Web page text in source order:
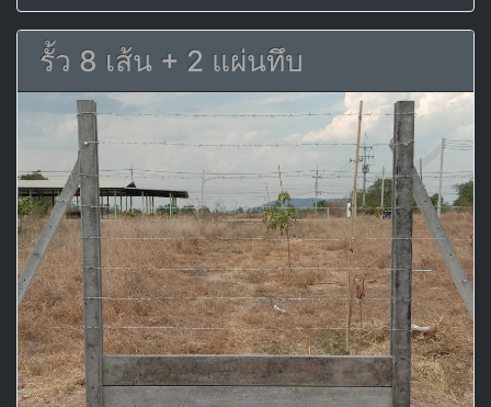
รั้ว 8 เส้น + 2 แผ่นทึบ